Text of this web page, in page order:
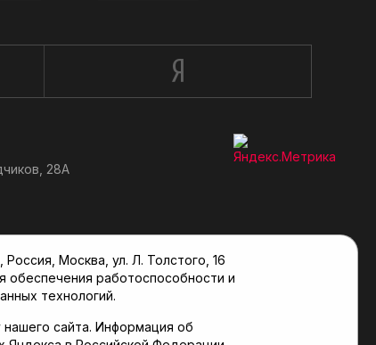
28А
Москва, ул. Л. Толстого, 16
обеспечения работоспособности и
технологий.
сайта. Информация об